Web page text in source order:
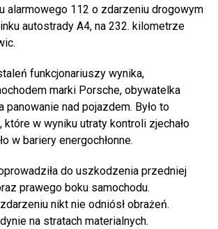
alarmowego 112 o zdarzeniu drogowym
autostrady A4, na 232. kilometrze
funkcjonariuszy wynika,
marki Porsche, obywatelka
panowanie nad pojazdem. Było to
w wyniku utraty kontroli zjechało
w bariery energochłonne.
do uszkodzenia przedniej
prawego boku samochodu.
nikt nie odniósł obrażeń.
na stratach materialnych.